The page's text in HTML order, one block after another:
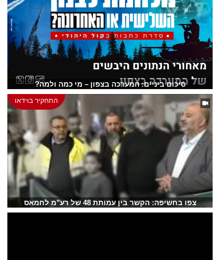
סיכום ביניים: המערכה בצפון – מי כמה ולמה?
התחקיר בוידאו
צפו בחשיפה: הקשר בין עמותת 48 של רע"מ לחמאס